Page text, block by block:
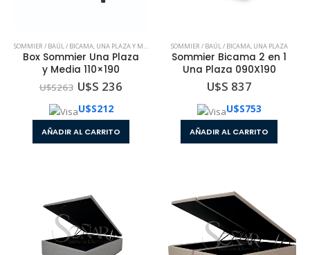
SOMMIER / BAÚL / BICAMA, UNA PLAZA Y MEDIA
Box Sommier Una Plaza
y Media 110×190
U$S263 U$S 236
U$S212
AÑADIR AL CARRITO
SOMMIER / BAÚL / BICAMA, UNA PLAZA
Sommier Bicama 2 en 1
Una Plaza 090X190
U$S 837
U$S753
AÑADIR AL CARRITO